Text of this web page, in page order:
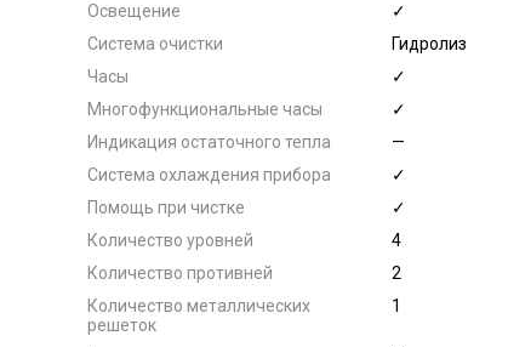
Освещение
✓
Система очистки
Гидролиз
Часы
✓
Многофункциональные часы
✓
Индикация остаточного тепла
—
Система охлаждения прибора
✓
Помощь при чистке
✓
Количество уровней
4
Количество противней
2
Количество металлических
решеток
1